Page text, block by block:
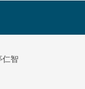
仁智